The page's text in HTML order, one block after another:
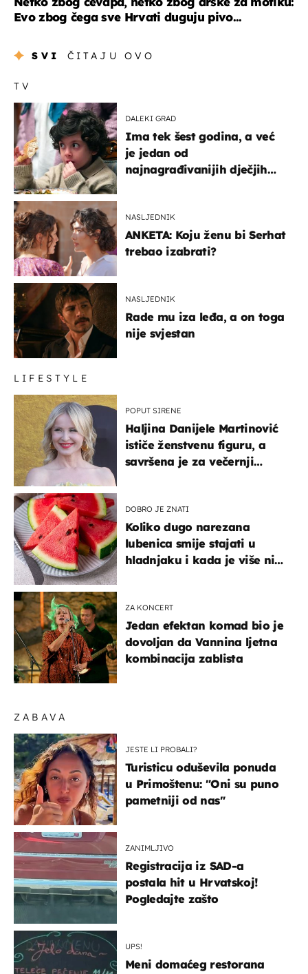
Evo zbog čega sve Hrvati duguju pivo...
SVI ČITAJU OVO
ZABAVA
JESTE LI PROBALI?
Turisticu oduševila ponuda
u Primoštenu: "Oni su puno
pametniji od nas"
ZANIMLJIVO
Registracija iz SAD-a
postala hit u Hrvatskoj!
Pogledajte zašto
UPS!
Meni domaćeg restorana
TV
DALEKI GRAD
Ima tek šest godina, a već
je jedan od
najnagrađivanijih dječjih
NASLJEDNIK
ANKETA: Koju ženu bi Serhat
trebao izabrati?
NASLJEDNIK
Rade mu iza leđa, a on toga
nije svjestan
LIFESTYLE
POPUT SIRENE
Haljina Danijele Martinović
ističe ženstvenu figuru, a
savršena je za večernji
DOBRO JE ZNATI
Koliko dugo narezana
lubenica smije stajati u
hladnjaku i kada je više nije
ZA KONCERT
Jedan efektan komad bio je
dovoljan da Vannina ljetna
kombinacija zablista